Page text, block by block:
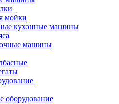
мойки
кухонные машины
машины
оборудование